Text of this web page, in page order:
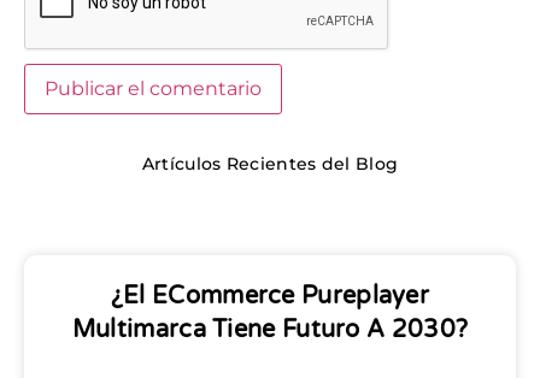
Artículos Recientes del Blog
¿El ECommerce Pureplayer
Multimarca Tiene Futuro A 2030?